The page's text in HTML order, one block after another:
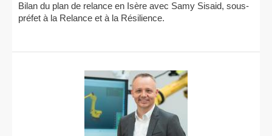
Bilan du plan de relance en Isère avec Samy Sisaid, sous-
préfet à la Relance et à la Résilience.